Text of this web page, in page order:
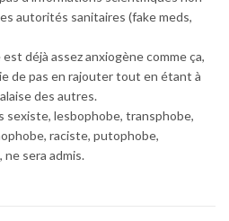
autorités sanitaires (fake meds,
est déjà assez anxiogène comme ça,
de pas en rajouter tout en étant à
des autres.
sexiste, lesbophobe, transphobe,
raciste, putophobe,
sera admis.